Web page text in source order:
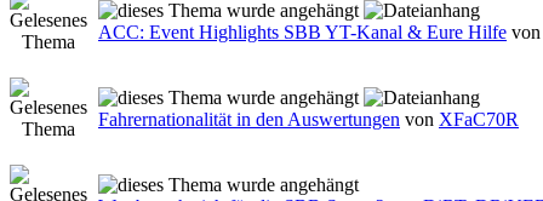
ACC: Event Highlights SBB YT-Kanal & Eure Hilfe
Fahrernationalität in den Auswertungen von XFaC70R